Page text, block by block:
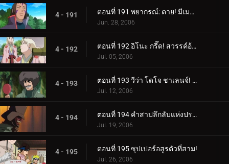
4 - 191 ตอนที่ 191 พยากรณ์: ตาย! มีเมฆมากและมีโอกาสเกิดพระอาทิตย์!
Jun. 28, 2006
4 - 192 ตอนที่ 192 อิโนะ กรี๊ด! สวรรค์อ้วน!
Jul. 05, 2006
4 - 193 ตอนที่ 193 วีว่า โดโจ ชาเลนจ์! เยาวชนเป็นเรื่องของความหลงใหล!
Jul. 12, 2006
4 - 194 ตอนที่ 194 คำสาปลึกลับแห่งปราสาทผีสิง
Jul. 19, 2006
4 - 195 ตอนที่ 195 ซุปเปอร์อสูรตัวที่สาม!
Jul. 26, 2006